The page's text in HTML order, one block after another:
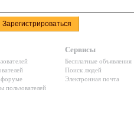
пользователей
Сервисы
Бесплатные объявления
Поиск людей
Электронная почта